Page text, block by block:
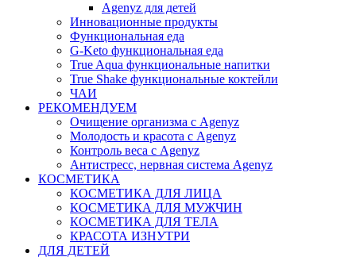
Agenyz для детей
Инновационные продукты
Функциональная еда
G-Keto функциональная еда
True Aqua функциональные напитки
True Shake функциональные коктейли
ЧАИ
РЕКОМЕНДУЕМ
Очищение организма с Agenyz
Молодость и красота с Agenyz
Контроль веса с Agenyz
Антистресс, нервная система Agenyz
КОСМЕТИКА
КОСМЕТИКА ДЛЯ ЛИЦА
КОСМЕТИКА ДЛЯ МУЖЧИН
КОСМЕТИКА ДЛЯ ТЕЛА
КРАСОТА ИЗНУТРИ
ДЛЯ ДЕТЕЙ